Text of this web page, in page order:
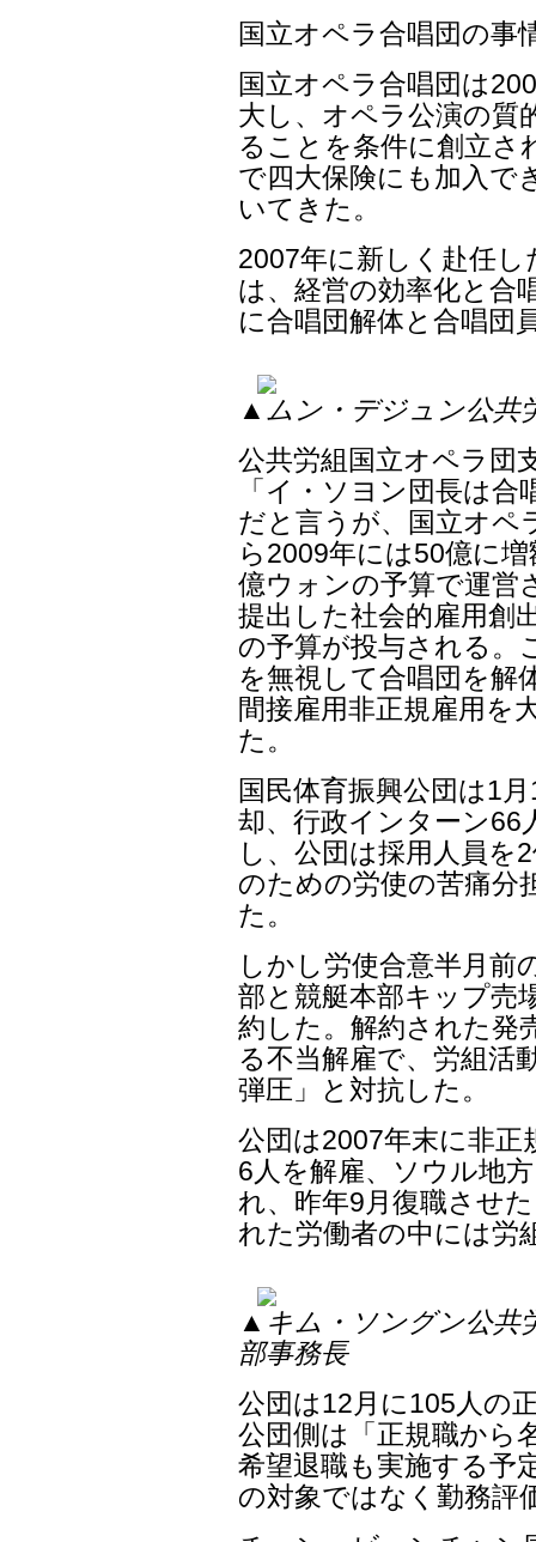
国立オペラ合唱団の事
国立オペラ合唱団は
大し、オペラ公演の質
ることを条件に創立さ
で四大保険にも加入で
いてきた。
2007年に新しく赴任
は、経営の効率化と合
に合唱団解体と合唱団
▲ムン・デジュン公共
公共労組国立オペラ団
「イ・ソヨン団長は
だと言うが、国立オペ
ら2009年には50億に
億ウォンの予算で運営
提出した社会的雇用創
の予算が投与される。
を無視して合唱団を解
間接雇用非正規雇用を
た。
国民体育振興公団は1
却、行政インターン66
し、公団は採用人員を
のための労使の苦痛分
た。
しかし労使合意半月前
部と競艇本部キップ売
約した。解約された発
る不当解雇で、労組活
弾圧」と対抗した。
公団は2007年末に非正
6人を解雇、ソウル地
れ、昨年9月復職させ
れた労働者の中には労
▲キム・ソングン公共
部事務長
公団は12月に105人の
公団側は「正規職から
希望退職も実施する予
の対象ではなく勤務評